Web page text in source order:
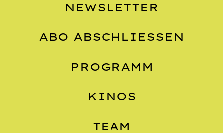
NEWSLETTER
ABO ABSCHLIESSEN
PROGRAMM
KINOS
TEAM